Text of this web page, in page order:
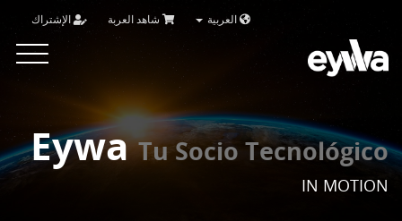
العربية شاهد العربة الإشتراك
Toggle
EywaTu Socio Tecnológico
IN MOTION